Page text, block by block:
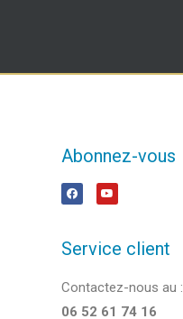
Abonnez-vous
Service client
Contactez-nous au :
06 52 61 74 16